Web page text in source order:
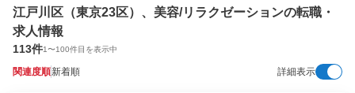
江戸川区（東京23区）、美容/リラクゼーションの転職・
求人情報
113件1〜100件目を表示中
関連度順新着順 詳細表示